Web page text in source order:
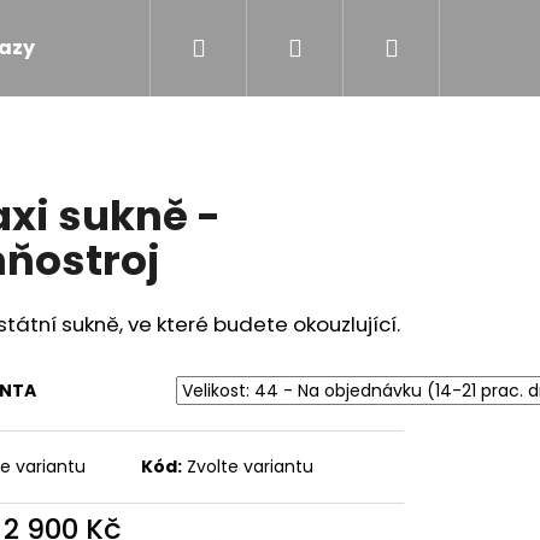
Obchodní podmínky Kontakty
Přihlášení
sukně -
sukně, ve které budete okouzlující.
variantu Kód: Zvolte variantu
2 900 Kč
TOULAVÝ BLÁZEN